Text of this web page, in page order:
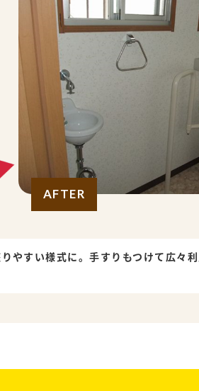
AFTER
やすい様式に。手すりもつけて広々